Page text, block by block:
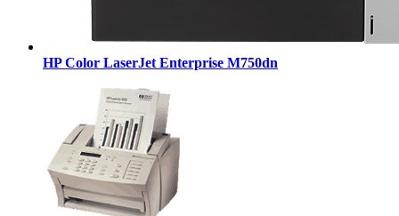
HP Color LaserJet Enterprise M750dn